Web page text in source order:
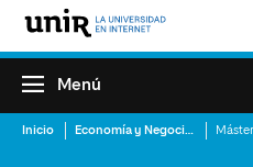
Menú
Inicio Economía y Negocios